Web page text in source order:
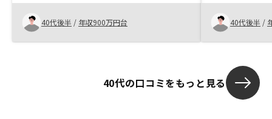
40代後半 / 年収900万円台
い人の多い会
した。他にお
に利用して、
考えています。
40代後半 /
40代の口コミをもっと見る